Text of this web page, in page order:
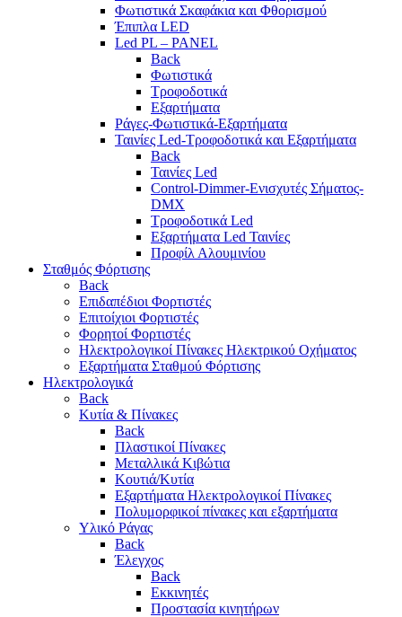
Φωτιστικά Σκαφάκια και Φθορισμού
Έπιπλα LED
Led PL – PANEL
Back
Φωτιστικά
Τροφοδοτικά
Εξαρτήματα
Ράγες-Φωτιστικά-Εξαρτήματα
Ταινίες Led-Τροφοδοτικά και Εξαρτήματα
Back
Ταινίες Led
Control-Dimmer-Ενισχυτές Σήματος-
DMX
Τροφοδοτικά Led
Εξαρτήματα Led Ταινίες
Προφίλ Αλουμινίου
Σταθμός Φόρτισης
Back
Επιδαπέδιοι Φορτιστές
Επιτoίχιοι Φορτιστές
Φορητοί Φορτιστές
Ηλεκτρολογικοί Πίνακες Ηλεκτρικού Οχήματος
Εξαρτήματα Σταθμού Φόρτισης
Ηλεκτρολογικά
Back
Κυτία & Πίνακες
Back
Πλαστικοί Πίνακες
Μεταλλικά Κιβώτια
Κουτιά/Κυτία
Εξαρτήματα Ηλεκτρολογικοί Πίνακες
Πολυμορφικοί πίνακες και εξαρτήματα
Υλικό Ράγας
Back
Έλεγχος
Back
Εκκινητές
Προστασία κινητήρων